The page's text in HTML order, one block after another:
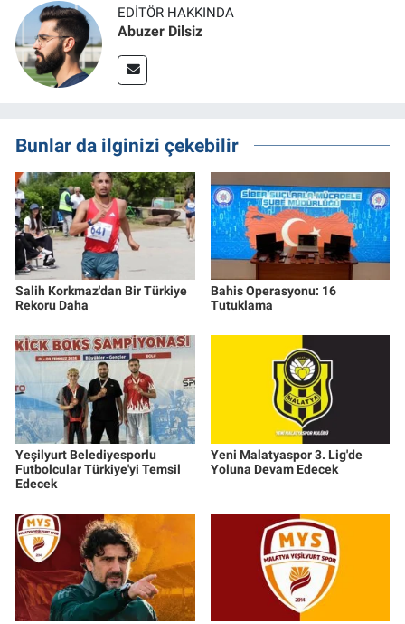
EDITÖR HAKKINDA
Abuzer Dilsiz
Bunlar da ilginizi çekebilir
Salih Korkmaz'dan Bir Türkiye
Rekoru Daha
Bahis Operasyonu: 16
Tutuklama
Yeşilyurt Belediyesporlu
Futbolcular Türkiye'yi Temsil
Edecek
Yeni Malatyaspor 3. Lig'de
Yoluna Devam Edecek